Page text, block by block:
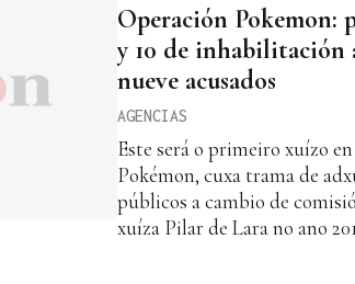
Operación Pokemon:
y 10 de inhabilitación
nueve acusados
AGENCIAS
Este será o primeiro xuízo
Pokémon, cuxa trama de
públicos a cambio de
xuíza Pilar de Lara no ano